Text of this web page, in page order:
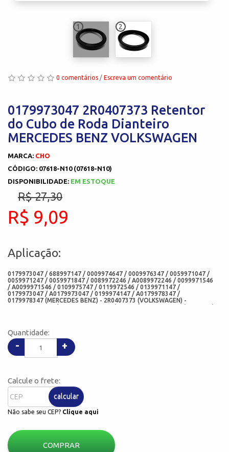
1 2
0 comentários / Escreva um comentário
0179973047 2R0407373 Retentor
do Cubo de Roda Dianteiro
MERCEDES BENZ VOLKSWAGEN
MARCA: CHO
CÓDIGO: 07618-N10 (07618-N10)
DISPONIBILIDADE: EM ESTOQUE
R$ 27,30
R$ 9,09
Aplicação:
0179973047 / 688997147 / 0009974647 / 0009976347 / 0059971047 /
0059971247 / 0059971847 / 0089972246 / A0089972246 / 0099971546
/ A0099971546 / 0109975747 / 0119972546 / 0139971147 /
0179973047 / A0179973047 / 0199974147 / A0179978347 /
0179978347 (MERCEDES BENZ) - 2R0407373 (VOLKSWAGEN) -
4002010098004 / 4002.010.098.00.4 (AGRALE) - 5000284856 (RENAULT)
(CHO) - 02778-N10 (ADD)
Quantidade:
- +
Calcule o frete:
calcular
Não sabe seu CEP? Clique aqui
COMPRAR